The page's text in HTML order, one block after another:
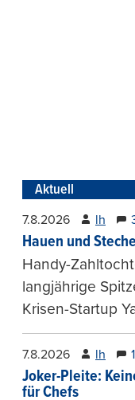
Aktuell
7.8.2026 lh
Hauen und
Handy-
langjährige
Krisen-Startup
7.8.2026 lh
Joker-Pleite:
für Chefs